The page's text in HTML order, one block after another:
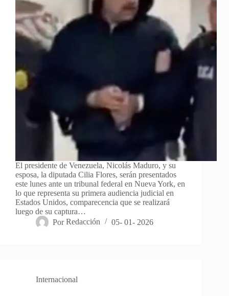
El presidente de Venezuela, Nicolás Maduro, y su
esposa, la diputada Cilia Flores, serán presentados
este lunes ante un tribunal federal en Nueva York, en
lo que representa su primera audiencia judicial en
Estados Unidos, comparecencia que se realizará
luego de su captura…
Por Redacción 05- 01- 2026
Internacional